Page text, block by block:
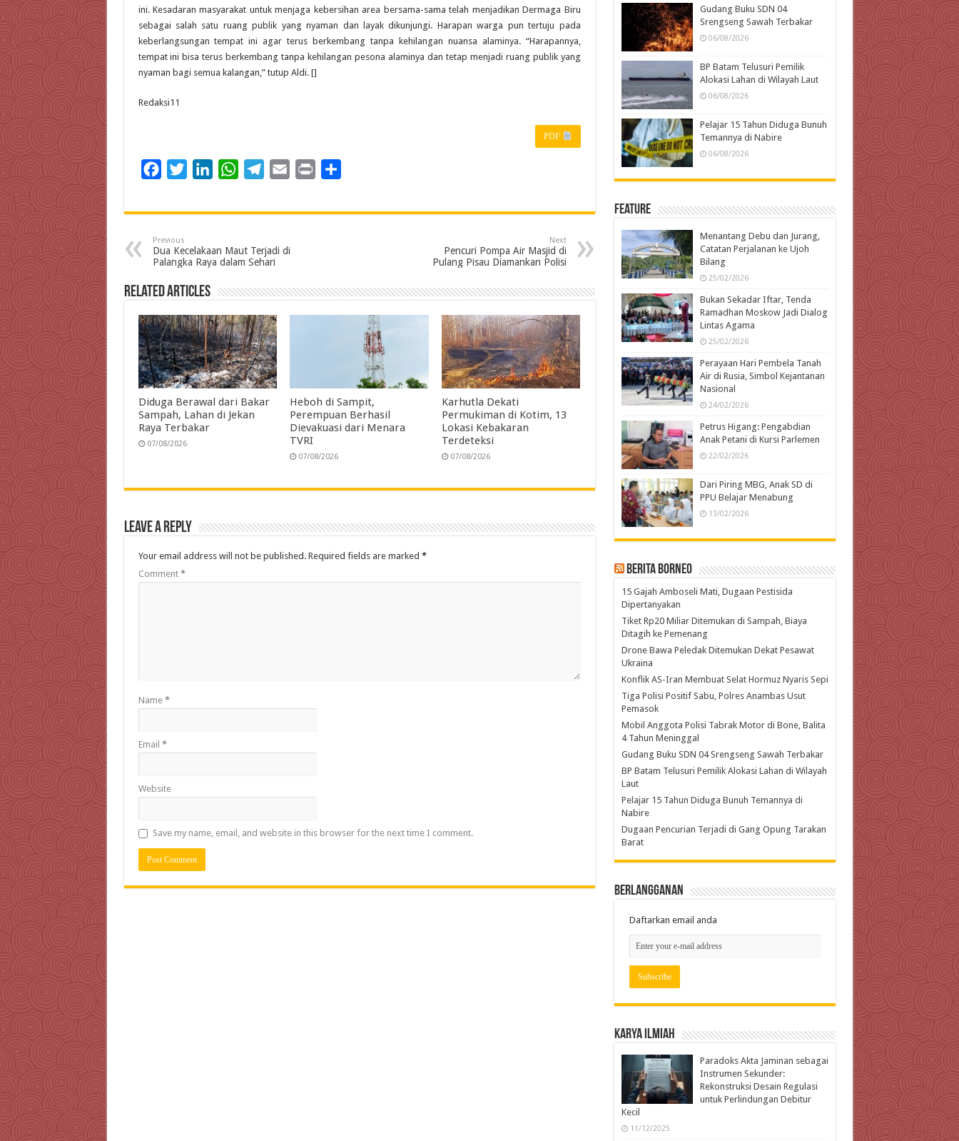
ini. Kesadaran masyarakat untuk menjaga kebersihan area bersama-sama telah menjadikan Dermaga Biru
sebagai salah satu ruang publik yang nyaman dan layak dikunjungi. Harapan warga pun tertuju pada
keberlangsungan tempat ini agar terus berkembang tanpa kehilangan nuansa alaminya. “Harapannya,
tempat ini bisa terus berkembang tanpa kehilangan pesona alaminya dan tetap menjadi ruang publik yang
nyaman bagi semua kalangan,” tutup Aldi. []
Redaksi11
PDF
c
b
o
o
i
t
e
r
n
e
d
W
a
s
A
p
l
g
r
a
a
l
i
a
Previous
Dua Kecelakaan Maut Terjadi di
Palangka Raya dalam Sehari
Next
Pencuri Pompa Air Masjid di
Pulang Pisau Diamankan Polisi
Related Articles
Diduga Berawal dari Bakar
Sampah, Lahan di Jekan
Raya Terbakar
07/08/2026
Heboh di Sampit,
Perempuan Berhasil
Dievakuasi dari Menara
TVRI
07/08/2026
Karhutla Dekati
Permukiman di Kotim, 13
Lokasi Kebakaran
Terdeteksi
07/08/2026
Leave a Reply
Your email address will not be published. Required fields are marked *
Comment *
Name *
Email *
Website
Save my name, email, and website in this browser for the next time I comment.
Gudang Buku SDN 04
Srengseng Sawah Terbakar
06/08/2026
BP Batam Telusuri Pemilik
Alokasi Lahan di Wilayah Laut
06/08/2026
Pelajar 15 Tahun Diduga Bunuh
Temannya di Nabire
06/08/2026
Feature
Menantang Debu dan Jurang,
Catatan Perjalanan ke Ujoh
Bilang
25/02/2026
Bukan Sekadar Iftar, Tenda
Ramadhan Moskow Jadi Dialog
Lintas Agama
25/02/2026
Perayaan Hari Pembela Tanah
Air di Rusia, Simbol Kejantanan
Nasional
24/02/2026
Petrus Higang: Pengabdian
Anak Petani di Kursi Parlemen
22/02/2026
Dari Piring MBG, Anak SD di
PPU Belajar Menabung
13/02/2026
Berita Borneo
15 Gajah Amboseli Mati, Dugaan Pestisida
Dipertanyakan
Tiket Rp20 Miliar Ditemukan di Sampah, Biaya
Ditagih ke Pemenang
Drone Bawa Peledak Ditemukan Dekat Pesawat
Ukraina
Konflik AS-Iran Membuat Selat Hormuz Nyaris Sepi
Tiga Polisi Positif Sabu, Polres Anambas Usut
Pemasok
Mobil Anggota Polisi Tabrak Motor di Bone, Balita
4 Tahun Meninggal
Gudang Buku SDN 04 Srengseng Sawah Terbakar
BP Batam Telusuri Pemilik Alokasi Lahan di Wilayah
Laut
Pelajar 15 Tahun Diduga Bunuh Temannya di
Nabire
Dugaan Pencurian Terjadi di Gang Opung Tarakan
Barat
Berlangganan
Daftarkan email anda
Karya Ilmiah
Paradoks Akta Jaminan sebagai
Instrumen Sekunder:
Rekonstruksi Desain Regulasi
untuk Perlindungan Debitur
Kecil
11/12/2025